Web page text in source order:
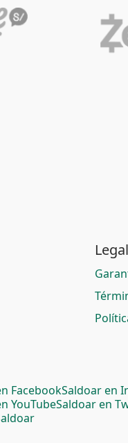
FacebookSaldoar en
YouTubeSaldoar en